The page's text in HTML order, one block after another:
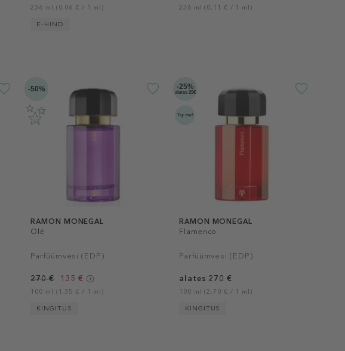
236 ml (0,06 € / 1 ml)
E-HIND
236 ml (0,11 € / 1 ml)
-50%
RAMON MONEGAL
Olé
Parfüümvesi (EDP)
270 € 135 €
100 ml (1,35 € / 1 ml)
KINGITUS
-25%
alates 29€
RAMON MONEGAL
Flamenco
Parfüümvesi (EDP)
alates 270 €
100 ml (2,70 € / 1 ml)
KINGITUS